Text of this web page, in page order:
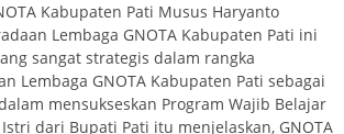
Kabupaten Pati Musus Haryanto
Lembaga GNOTA Kabupaten Pati ini
sangat strategis dalam rangka
Lembaga GNOTA Kabupaten Pati sebagai
mensukseskan Program Wajib Belajar
dari Bupati Pati itu menjelaskan, GNOTA